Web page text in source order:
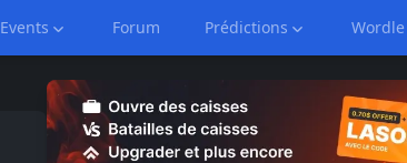
Events Forum Prédictions Wordle